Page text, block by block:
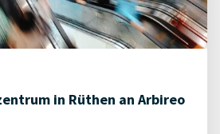
in Rüthen an Arbireo